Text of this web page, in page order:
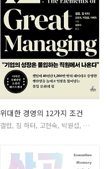
위대한 경영의 12가지 조건
갤럽, 짐 하터, 고현숙, 박원섭, …